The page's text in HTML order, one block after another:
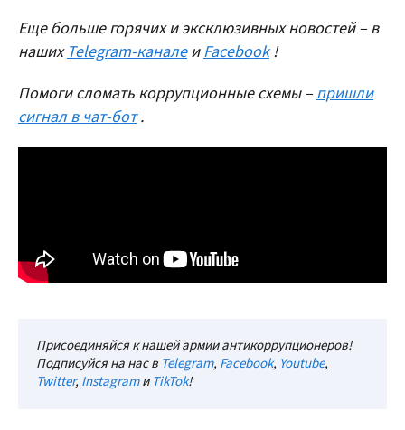
Еще больше горячих и эксклюзивных новостей – в
нашихTelegram-канале иFacebook !
Помоги сломать коррупционные схемы –пришли
сигнал в чат-бот .
Присоединяйся к нашей армии антикоррупционеров!
Подписуйся на нас в Telegram, Facebook, Youtube,
Twitter, InstagramиTikTok!